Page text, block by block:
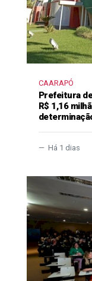
CAARAPÓ
Prefeitura
R$ 1,16
Há 1 dias